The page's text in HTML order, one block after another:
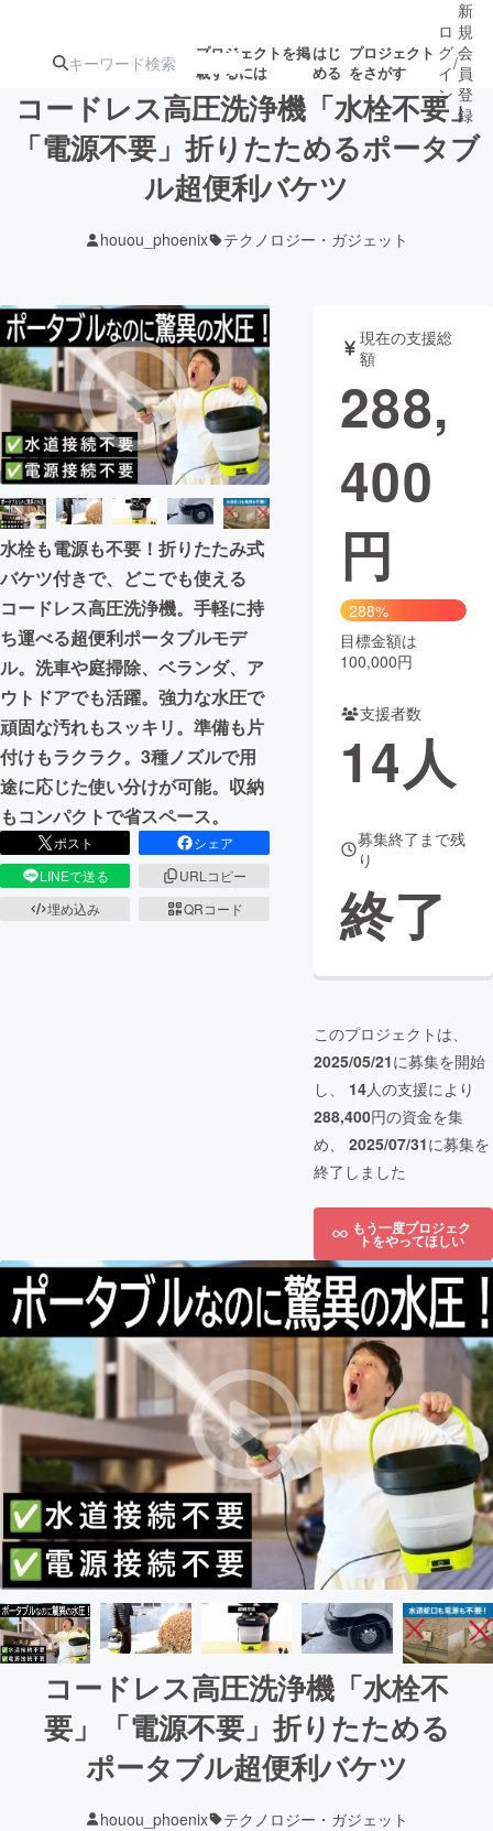
プロジェクトを掲
載するには
はじ
める
プロジェクト
をさがす
注目のリ
注目の新着プロ募集終了が近いプ
テクノロジー・ガジェット
映像・映画 書籍・雑誌
ビジネス・起業 チャレンジ
まちづくり・地域活性化
CAMPFIRE for Social Good
CAMPFIRE Creation
CAMPFIREふるさと納税
コミュニティ
ロ
グ
イ
ン
/
新
規
会
員
登
録
コードレス高圧洗浄機「水栓不要」
「電源不要」折りたためるポータブ
ル超便利バケツ
houou_phoenix テクノロジー・ガジェット
水栓も電源も不要！折りたたみ式
バケツ付きで、どこでも使える
コードレス高圧洗浄機。手軽に持
ち運べる超便利ポータブルモデ
ル。洗車や庭掃除、ベランダ、ア
ウトドアでも活躍。強力な水圧で
頑固な汚れもスッキリ。準備も片
付けもラクラク。3種ノズルで用
途に応じた使い分けが可能。収納
もコンパクトで省スペース。
ポスト
シェア
LINEで送る
URLコピー
埋め込み
QRコード
現在の支援総
額
288,
400
円
288%
目標金額は
100,000円
支援者数
14人
募集終了まで残
り
終了
このプロジェクトは、
2025/05/21に募集を開始
し、 14人の支援により
288,400円の資金を集
め、 2025/07/31に募集を
終了しました
もう一度プロジェク
トをやってほしい
コードレス高圧洗浄機「水栓不
要」「電源不要」折りたためる
ポータブル超便利バケツ
houou_phoenix テクノロジー・ガジェット